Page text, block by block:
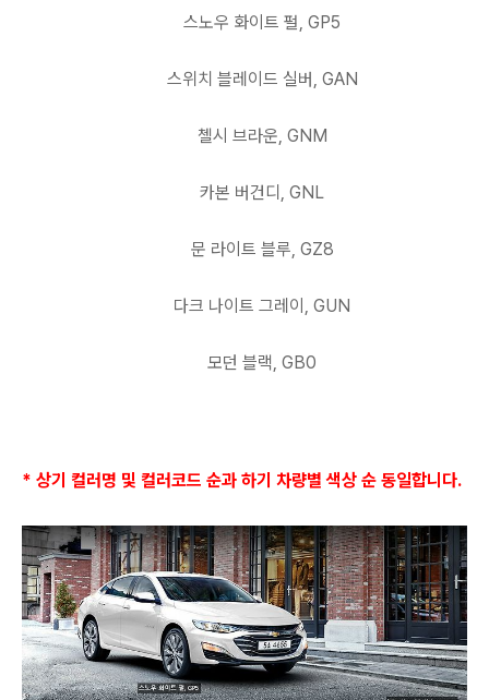
스노우 화이트 펄, GP5
스위치 블레이드 실버, GAN
첼시 브라운, GNM
카본 버건디, GNL
문 라이트 블루, GZ8
다크 나이트 그레이, GUN
모던 블랙, GB0
* 상기 컬러명 및 컬러코드 순과 하기 차량별 색상 순 동일합니다.